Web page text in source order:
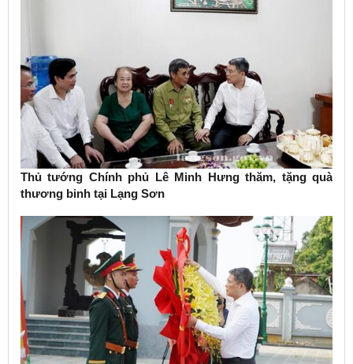
Thủ tướng Chính phủ Lê Minh Hưng thăm, tặng quà
thương binh tại Lạng Sơn